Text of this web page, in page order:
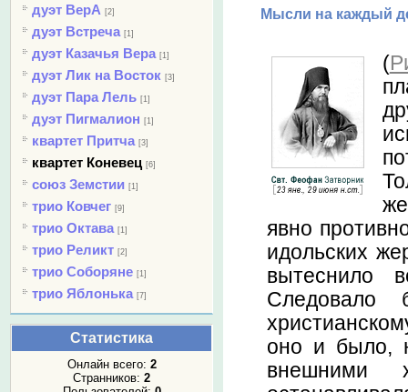
дуэт ВерА [2]
дуэт Встреча [1]
дуэт Казачья Вера [1]
дуэт Лик на Восток [3]
дуэт Пара Лель [1]
дуэт Пигмалион [1]
квартет Притча [3]
квартет Коневец [6]
союз Земстии [1]
трио Ковчег [9]
трио Октава [1]
трио Реликт [2]
трио Соборяне [1]
трио Яблонька [7]
Статистика
Онлайн всего: 2
Странников: 2
Мысли на каждый
(
явно
идольских
вытеснило
Следовало
оно и было,
внешними